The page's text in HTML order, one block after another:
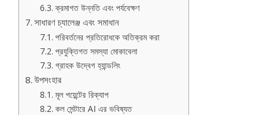
ক্রমাগত উন্নতি এবং পর্যবেক্ষণ
সাধারণ চ্যালেঞ্জ এবং সমাধান
পরিবর্তনের প্রতিরোধকে অতিক্রম করা
প্রযুক্তিগত সমস্যা মোকাবেলা
গ্রাহক উদ্বেগ হ্যান্ডলিং
উপসংহার
মূল পয়েন্টের রিক্যাপ
কল সেন্টারে AI এর ভবিষ্যত